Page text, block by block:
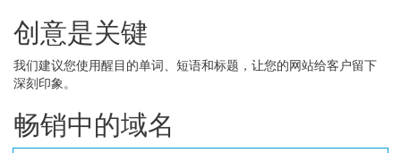
创意是关键
我们建议您使用醒目的单词、短语和标题，让您的网站给客户留下
深刻印象。
畅销中的域名